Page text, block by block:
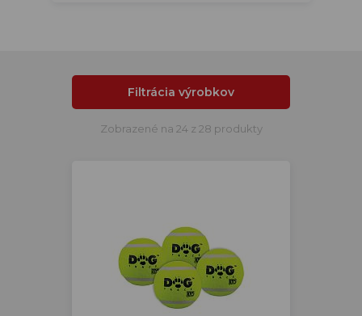
Filtrácia výrobkov
Zobrazené na 24 z 28 produkty